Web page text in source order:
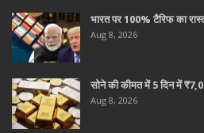
भारत पर 100% टैरिफ का
Aug 8, 2026
सोने की कीमत में 5 दिन में
Aug 8, 2026